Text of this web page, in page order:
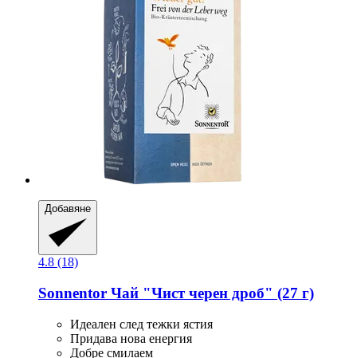
Добавяне
4.8 (18)
Sonnentor Чай "Чист черен дроб" (27 г)
Идеален след тежки ястия
Придава нова енергия
Добре смилаем